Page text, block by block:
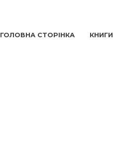
ГОЛОВНА СТОРІНКА КНИГИ